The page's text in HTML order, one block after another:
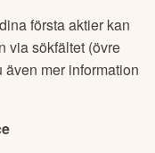
första aktier kan
via sökfältet (övre
mer information